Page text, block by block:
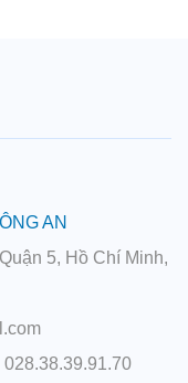
AN
5, Hồ Chí Minh,